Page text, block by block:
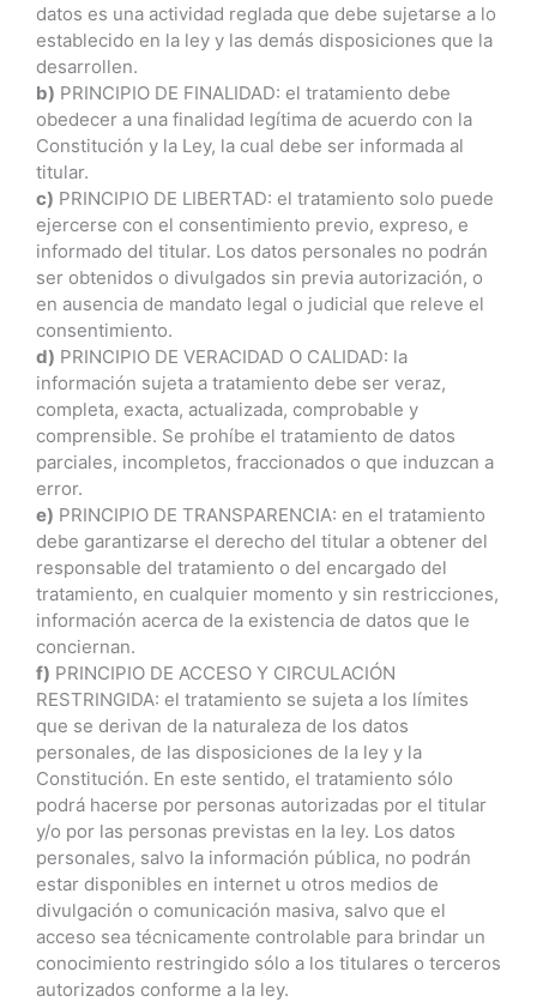
datos es una actividad reglada que debe sujetarse a lo
establecido en la ley y las demás disposiciones que la
desarrollen.
b) PRINCIPIO DE FINALIDAD: el tratamiento debe
obedecer a una finalidad legítima de acuerdo con la
Constitución y la Ley, la cual debe ser informada al
titular.
c) PRINCIPIO DE LIBERTAD: el tratamiento solo puede
ejercerse con el consentimiento previo, expreso, e
informado del titular. Los datos personales no podrán
ser obtenidos o divulgados sin previa autorización, o
en ausencia de mandato legal o judicial que releve el
consentimiento.
d) PRINCIPIO DE VERACIDAD O CALIDAD: la
información sujeta a tratamiento debe ser veraz,
completa, exacta, actualizada, comprobable y
comprensible. Se prohíbe el tratamiento de datos
parciales, incompletos, fraccionados o que induzcan a
error.
e) PRINCIPIO DE TRANSPARENCIA: en el tratamiento
debe garantizarse el derecho del titular a obtener del
responsable del tratamiento o del encargado del
tratamiento, en cualquier momento y sin restricciones,
información acerca de la existencia de datos que le
conciernan.
f) PRINCIPIO DE ACCESO Y CIRCULACIÓN
RESTRINGIDA: el tratamiento se sujeta a los límites
que se derivan de la naturaleza de los datos
personales, de las disposiciones de la ley y la
Constitución. En este sentido, el tratamiento sólo
podrá hacerse por personas autorizadas por el titular
y/o por las personas previstas en la ley. Los datos
personales, salvo la información pública, no podrán
estar disponibles en internet u otros medios de
divulgación o comunicación masiva, salvo que el
acceso sea técnicamente controlable para brindar un
conocimiento restringido sólo a los titulares o terceros
autorizados conforme a la ley.